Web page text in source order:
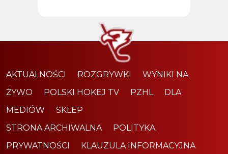
AKTUALNOŚCI ROZGRYWKI
WYNIKI NA
ŻYWO
POLSKI HOKEJ TV PZHL
DLA
MEDIÓW
SKLEP
STRONA ARCHIWALNA
POLITYKA
PRYWATNOŚCI
KLAUZULA INFORMACYJNA